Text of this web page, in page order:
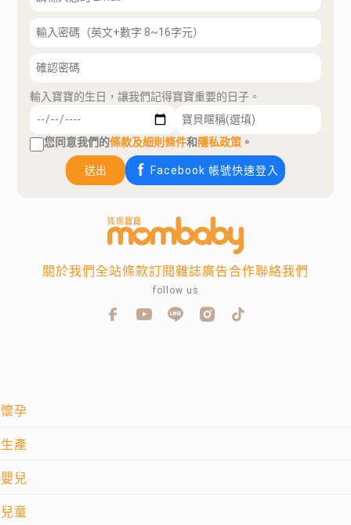
輸入寶寶的生日，讓我們記得寶寶重要的日子。
您同意我們的條款及細則條件和隱私政策 。
送出 Facebook 帳號快速登入
懷孕
生產
嬰兒
兒童
關於我們全站條款訂閱雜誌廣告合作聯絡我們
follow us